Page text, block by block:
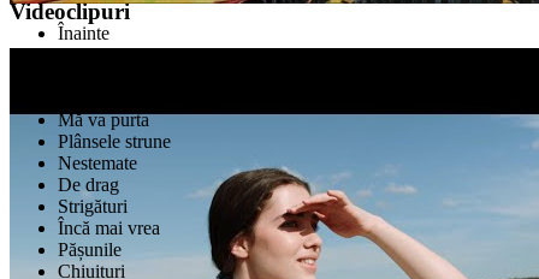
Înainte
Neștiute
Mă va purta
Plânsele strune
Nestemate
De drag
Strigături
Încă mai vrea
Pășunile
Chiuituri
Videoclipuri